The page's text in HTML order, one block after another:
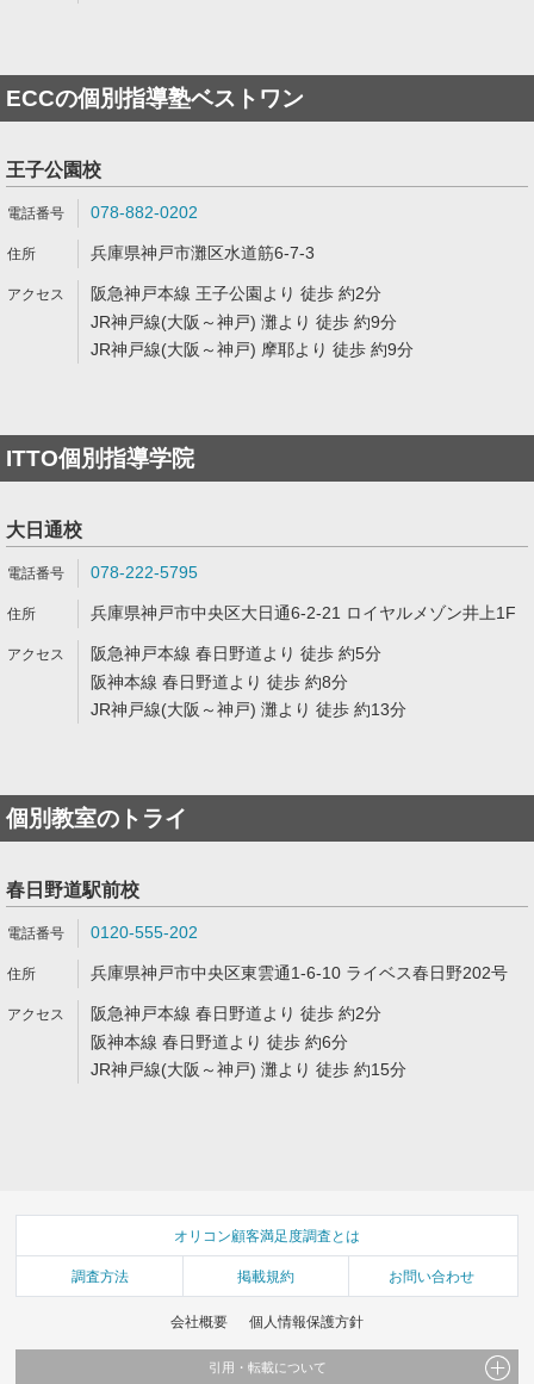
ECCの個別指導塾ベストワン
王子公園校
078-882-0202
兵庫県神戸市灘区水道筋6-7-3
阪急神戸本線 王子公園より 徒歩 約2分
JR神戸線(大阪～神戸) 灘より 徒歩 約9分
JR神戸線(大阪～神戸) 摩耶より 徒歩 約9分
ITTO個別指導学院
大日通校
078-222-5795
兵庫県神戸市中央区大日通6-2-21 ロイヤルメゾン井上1F
阪急神戸本線 春日野道より 徒歩 約5分
阪神本線 春日野道より 徒歩 約8分
JR神戸線(大阪～神戸) 灘より 徒歩 約13分
個別教室のトライ
春日野道駅前校
0120-555-202
兵庫県神戸市中央区東雲通1-6-10 ライベス春日野202号
阪急神戸本線 春日野道より 徒歩 約2分
阪神本線 春日野道より 徒歩 約6分
JR神戸線(大阪～神戸) 灘より 徒歩 約15分
オリコン顧客満足度調査とは
調査方法 掲載規約 お問い合わせ
会社概要 個人情報保護方針
引用・転載について